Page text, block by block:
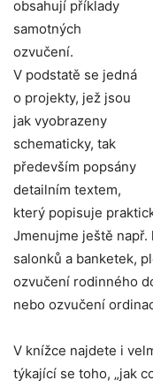
obsahují příklady
samotných
ozvučení.
V podstatě se jedná
o projekty, jež jsou
jak vyobrazeny
schematicky, tak
především popsány
detailním textem,
který popisuje
Jmenujme ještě
salonků a banketek,
ozvučení rodinného
nebo ozvučení
V knížce najdete i
týkající se toho, „jak